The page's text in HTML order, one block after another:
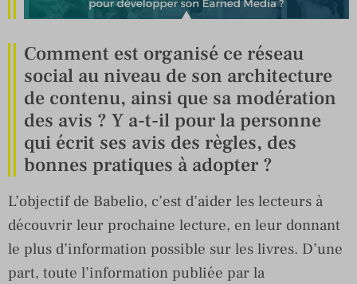
Comment est organisé ce réseau
social au niveau de son architecture
de contenu, ainsi que sa modération
des avis ? Y a-t-il pour la personne
qui écrit ses avis des règles, des
bonnes pratiques à adopter ?
L’objectif de Babelio, c’est d’aider les lecteurs à
découvrir leur prochaine lecture, en leur donnant
le plus d’information possible sur les livres. D’une
part, toute l’information publiée par la